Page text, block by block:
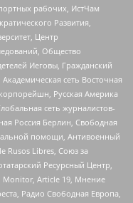
рабочих, ИстЧам
Развития,
Центр
Общество
Иеговы, Гражданский
сеть Восточная
Русская Америка
сеть журналистов-
Россия Берлин, Свободная
помощи, Антивоенный
Rusos Libres, Союз за
Ресурсный Центр,
Monitor, Article 19, Мнение
Радио Свободная Европа,